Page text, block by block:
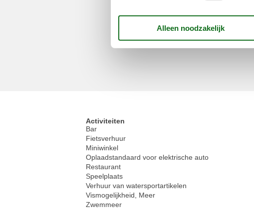
Activiteiten
Bar
Fietsverhuur
Miniwinkel
Oplaadstandaard voor elektrische auto
Restaurant
Speelplaats
Verhuur van watersportartikelen
Vismogelijkheid, Meer
Zwemmeer